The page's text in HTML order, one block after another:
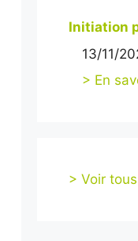
Initiation
13/11/
> En
> Voir